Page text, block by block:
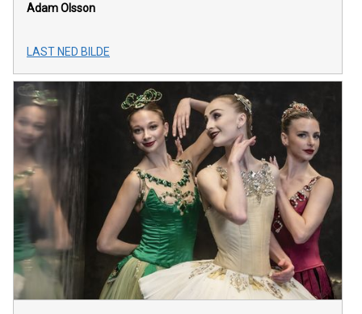
Adam Olsson
LAST NED BILDE